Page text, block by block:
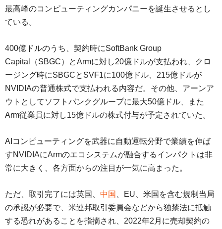
最高峰のコンピューティングカンパニーを誕生させるとし
ている。
400億ドルのうち、契約時にSoftBank Group
Capital（SBGC）とArmに対し20億ドルが支払われ、クロ
ージング時にSBGCとSVF1に100億ドル、215億ドルが
NVIDIAの普通株式で支払われる内容だ。その他、アーンア
ウトとしてソフトバンクグループに最大50億ドル、また
Arm従業員に対し15億ドルの株式付与が予定されていた。
AIコンピューティングを武器に自動運転分野で業績を伸ば
すNVIDIAにArmのエコシステムが融合するインパクトは非
常に大きく、各方面からの注目が一気に高まった。
ただ、取引完了には英国、 中国
、EU、米国を含む規制当局
の承認が必要で、米連邦取引委員会などから独禁法に抵触
する恐れがあることを指摘され、2022年2月に売却契約の